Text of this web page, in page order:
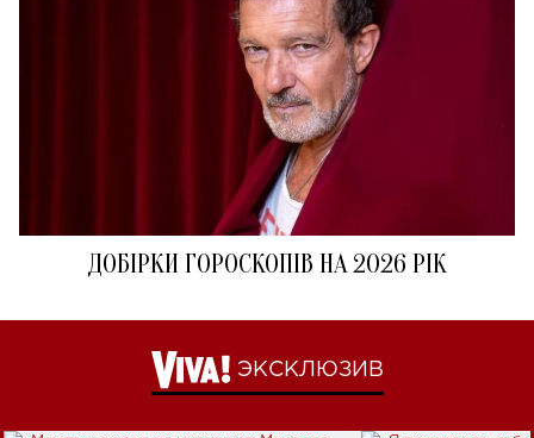
ДОБІРКИ ГОРОСКОПІВ НА 2026 РІК
ЭКСКЛЮЗИВ